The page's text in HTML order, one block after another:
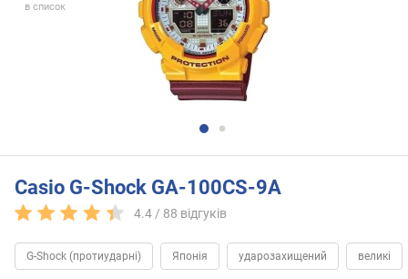
в список
Casio G-Shock GA-100CS-9A
4.4 / 88 відгуків
G-Shock (протиударні) Японія ударозахищений великі